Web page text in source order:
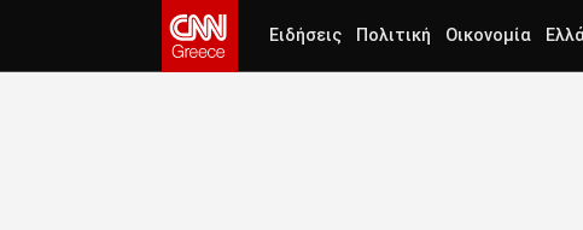
Ειδήσεις Πολιτική Οικονομία